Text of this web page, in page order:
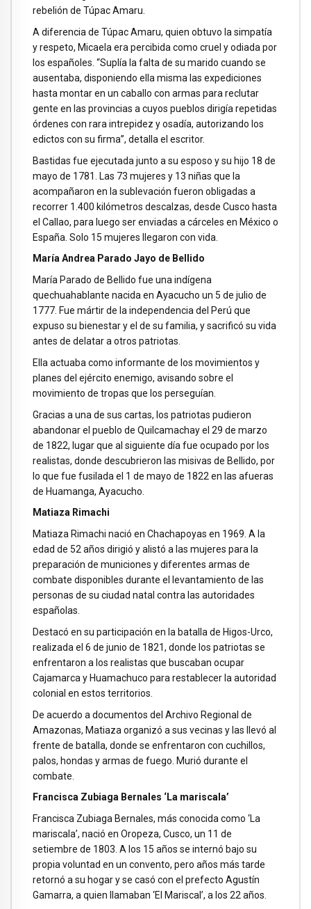
rebelión de Túpac Amaru.
A diferencia de Túpac Amaru, quien obtuvo la simpatía
y respeto, Micaela era percibida como cruel y odiada por
los españoles. “Suplía la falta de su marido cuando se
ausentaba, disponiendo ella misma las expediciones
hasta montar en un caballo con armas para reclutar
gente en las provincias a cuyos pueblos dirigía repetidas
órdenes con rara intrepidez y osadía, autorizando los
edictos con su firma”, detalla el escritor.
Bastidas fue ejecutada junto a su esposo y su hijo 18 de
mayo de 1781. Las 73 mujeres y 13 niñas que la
acompañaron en la sublevación fueron obligadas a
recorrer 1.400 kilómetros descalzas, desde Cusco hasta
el Callao, para luego ser enviadas a cárceles en México o
España. Solo 15 mujeres llegaron con vida.
María Andrea Parado Jayo de Bellido
María Parado de Bellido fue una indígena
quechuahablante nacida en Ayacucho un 5 de julio de
1777. Fue mártir de la independencia del Perú que
expuso su bienestar y el de su familia, y sacrificó su vida
antes de delatar a otros patriotas.
Ella actuaba como informante de los movimientos y
planes del ejército enemigo, avisando sobre el
movimiento de tropas que los perseguían.
Gracias a una de sus cartas, los patriotas pudieron
abandonar el pueblo de Quilcamachay el 29 de marzo
de 1822, lugar que al siguiente día fue ocupado por los
realistas, donde descubrieron las misivas de Bellido, por
lo que fue fusilada el 1 de mayo de 1822 en las afueras
de Huamanga, Ayacucho.
Matiaza Rimachi
Matiaza Rimachi nació en Chachapoyas en 1969. A la
edad de 52 años dirigió y alistó a las mujeres para la
preparación de municiones y diferentes armas de
combate disponibles durante el levantamiento de las
personas de su ciudad natal contra las autoridades
españolas.
Destacó en su participación en la batalla de Higos-Urco,
realizada el 6 de junio de 1821, donde los patriotas se
enfrentaron a los realistas que buscaban ocupar
Cajamarca y Huamachuco para restablecer la autoridad
colonial en estos territorios.
De acuerdo a documentos del Archivo Regional de
Amazonas, Matiaza organizó a sus vecinas y las llevó al
frente de batalla, donde se enfrentaron con cuchillos,
palos, hondas y armas de fuego. Murió durante el
combate.
Francisca Zubiaga Bernales ‘La mariscala’
Francisca Zubiaga Bernales, más conocida como ‘La
mariscala’, nació en Oropeza, Cusco, un 11 de
setiembre de 1803. A los 15 años se internó bajo su
propia voluntad en un convento, pero años más tarde
retornó a su hogar y se casó con el prefecto Agustín
Gamarra, a quien llamaban ‘El Mariscal’, a los 22 años.